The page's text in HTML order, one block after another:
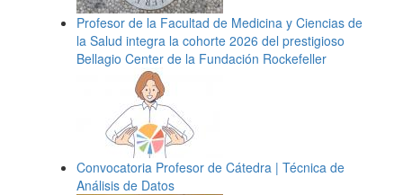
Profesor de la Facultad de Medicina y Ciencias de
la Salud integra la cohorte 2026 del prestigioso
Bellagio Center de la Fundación Rockefeller
Convocatoria Profesor de Cátedra | Técnica de
Análisis de Datos